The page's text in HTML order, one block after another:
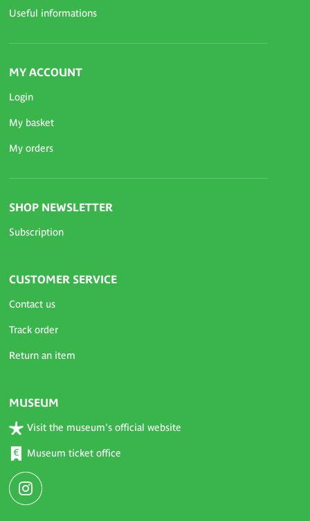
Useful informations
MY ACCOUNT
Login
My basket
My orders
SHOP NEWSLETTER
Subscription
CUSTOMER SERVICE
Contact us
Track order
Return an item
MUSEUM
Visit the museum's official website
Museum ticket office